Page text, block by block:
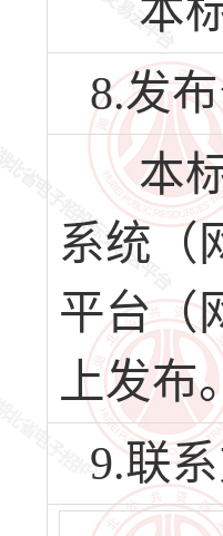
本标
8.发
本标
系统（
平台（
上发布
9.联